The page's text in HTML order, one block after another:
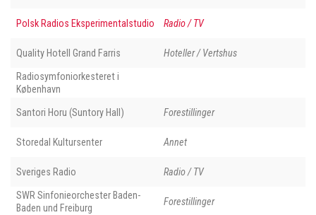
Polsk Radios Eksperimentalstudio Radio / TV
Quality Hotell Grand Farris Hoteller / Vertshus
Radiosymfoniorkesteret i
København
Santori Horu (Suntory Hall) Forestillinger
Storedal Kultursenter Annet
Sveriges Radio Radio / TV
SWR Sinfonieorchester Baden-
Baden und Freiburg
Forestillinger